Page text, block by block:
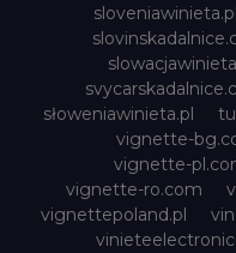
sloveniawinieta.pl
słoweniawinieta.pl
vignette-
vignette-
vignette-ro.com
vignettepoland.pl